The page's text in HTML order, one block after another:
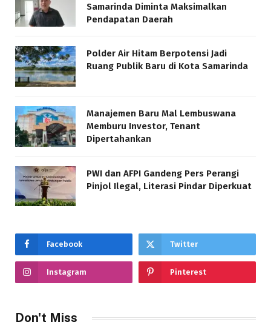
Samarinda Diminta Maksimalkan
Pendapatan Daerah
Polder Air Hitam Berpotensi Jadi
Ruang Publik Baru di Kota Samarinda
Manajemen Baru Mal Lembuswana
Memburu Investor, Tenant
Dipertahankan
PWI dan AFPI Gandeng Pers Perangi
Pinjol Ilegal, Literasi Pindar Diperkuat
Facebook Twitter
Instagram Pinterest
Don't Miss